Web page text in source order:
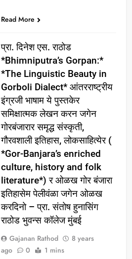
Read More
प्रा. दिनेश एस. राठोड
*Bhimniputra’s Gorpan:*
*The Linguistic Beauty in
Gorboli Dialect* आंतरराष्ट्रीय
इंग्रजी भाषाम ये पुस्तकेर
समिक्षात्मक लेखन करन जगेन
गोरबंजारार समृद्ध संस्कृती,
गौरवशाली इतिहास, लोकसाहित्येर (
*Gor-Banjara’s enriched
culture, history and folk
literature*) र ओळख गोर बंजारा
इतिहासेम पेलीवंळा जगेन ओळख
करदिनो – प्रा. संतोष हुनासिंग
राठोड भुवन्स कॉलेज मुंबई
Gajanan Rathod
8 years
ago
0 1 mins